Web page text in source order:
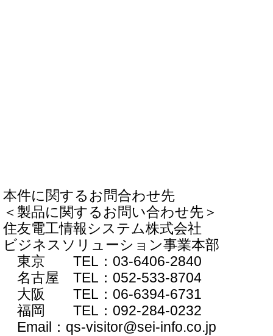
本件に関するお問合わせ先
＜製品に関するお問い合わせ先＞
住友電工情報システム株式会社
ビジネスソリューション事業本部
東京 TEL：03-6406-2840
名古屋 TEL：052-533-8704
大阪 TEL：06-6394-6731
福岡 TEL：092-284-0232
Email：qs-visitor@sei-info.co.jp